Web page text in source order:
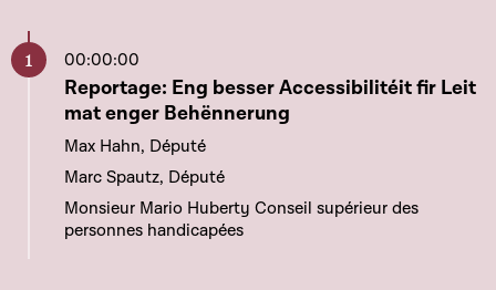
00:00:00
Aller à ce chapitre
Reportage: Eng besser Accessibilitéit fir Leit
mat enger Behënnerung
Max Hahn, Député
Marc Spautz, Député
Monsieur Mario Huberty Conseil supérieur des
personnes handicapées